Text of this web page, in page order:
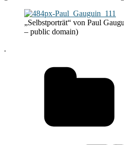
„Selbstporträt“ von Paul
– public domain)
.